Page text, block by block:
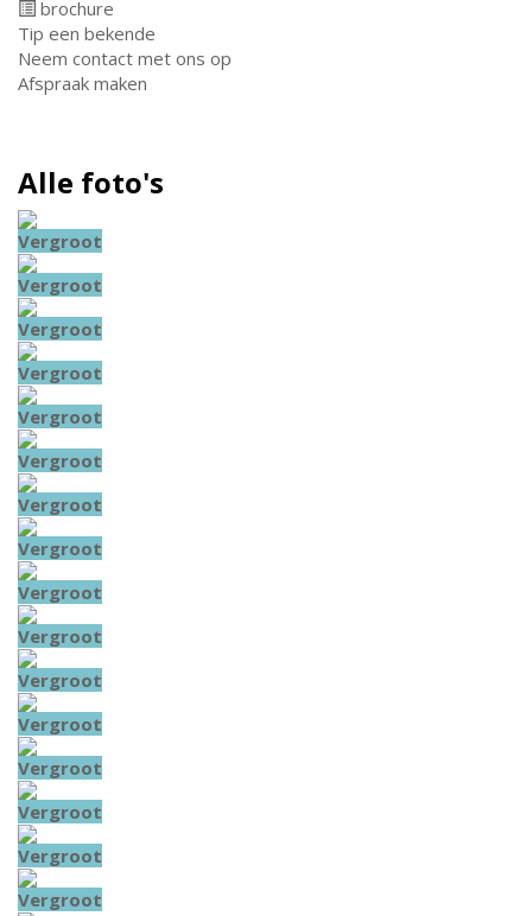
brochure
Tip een bekende
Neem contact met ons op
Afspraak maken
Alle foto's
Vergroot
Vergroot
Vergroot
Vergroot
Vergroot
Vergroot
Vergroot
Vergroot
Vergroot
Vergroot
Vergroot
Vergroot
Vergroot
Vergroot
Vergroot
Vergroot